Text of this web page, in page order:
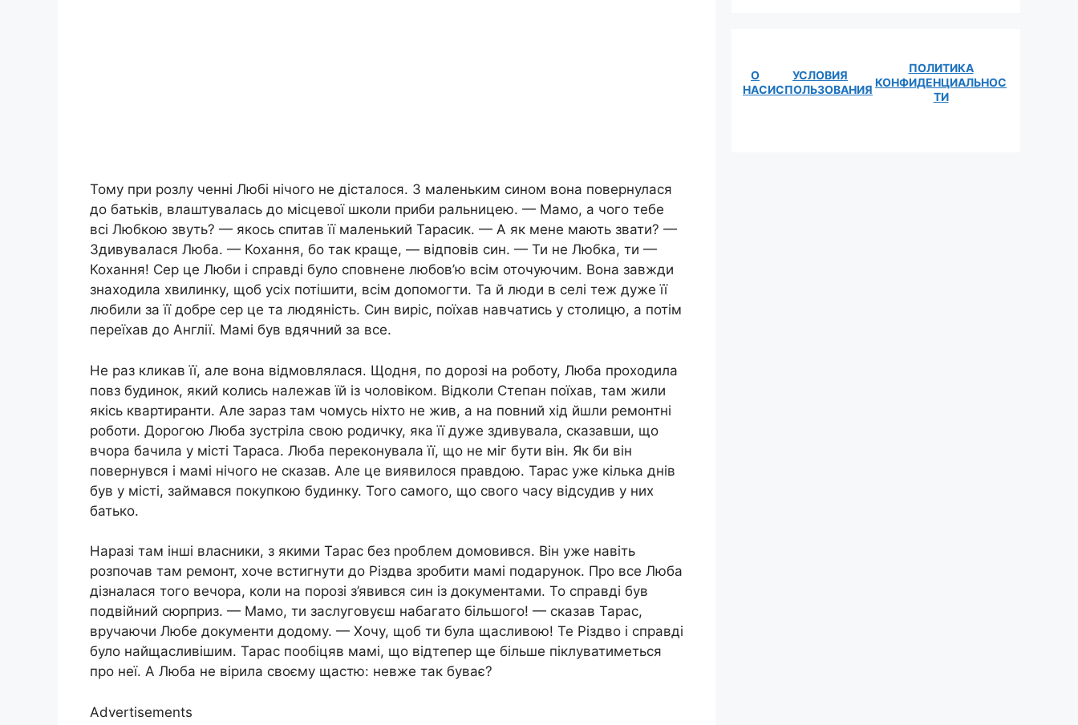
Тому при розлу ченні Любі нічого не дісталося. З маленьким сином вона повернулася
до батьків, влаштувалась до місцевої школи приби ральницею. — Мамо, а чого тебе
всі Любкою звуть? — якось спитав її маленький Тарасик. — А як мене мають звати? —
Здивувалася Люба. — Кохання, бо так краще, — відповів син. — Ти не Любка, ти —
Кохання! Сер це Люби і справді було сповнене любов’ю всім оточуючим. Вона завжди
знаходила хвилинку, щоб усіх потішити, всім допомогти. Та й люди в селі теж дуже її
любили за її добре сер це та людяність. Син виріс, поїхав навчатись у столицю, а потім
переїхав до Англії. Мамі був вдячний за все.
Не раз кликав її, але вона відмовлялася. Щодня, по дорозі на роботу, Люба проходила
повз будинок, який колись належав їй із чоловіком. Відколи Степан поїхав, там жили
якісь квартиранти. Але зараз там чомусь ніхто не жив, а на повний хід йшли ремонтні
роботи. Дорогою Люба зустріла свою родичку, яка її дуже здивувала, сказавши, що
вчора бачила у місті Тараса. Люба переконувала її, що не міг бути він. Як би він
повернувся і мамі нічого не сказав. Але це виявилося правдою. Тарас уже кілька днів
був у місті, займався покупкою будинку. Того самого, що свого часу відсудив у них
батько.
Наразі там інші власники, з якими Тарас без nроблем домовився. Він уже навіть
розпочав там ремонт, хоче встигнути до Різдва зробити мамі подарунок. Про все Люба
дізналася того вечора, коли на порозі з’явився син із документами. То справді був
подвійний сюрприз. — Мамо, ти заслуговуєш набагато більшого! — сказав Тарас,
вручаючи Любе документи додому. — Хочу, щоб ти була щасливою! Те Різдво і справді
було найщасливішим. Тарас пообіцяв мамі, що відтепер ще більше піклуватиметься
про неї. А Люба не вірила своєму щастю: невже так буває?
Advertisements
О
НАС
УСЛОВИЯ
ИСПОЛЬЗОВАНИЯ
ПОЛИТИКА
КОНФИДЕНЦИАЛЬНОС
ТИ